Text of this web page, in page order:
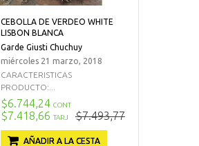
CEBOLLA DE VERDEO WHITE
LISBON BLANCA
Garde Giusti Chuchuy
miércoles 21 marzo, 2018
CARACTERISTICAS
PRODUCTO:...
$6.744,24 CONT
$7.418,66 TARJ $7.493,77
AÑADIR A LA CESTA